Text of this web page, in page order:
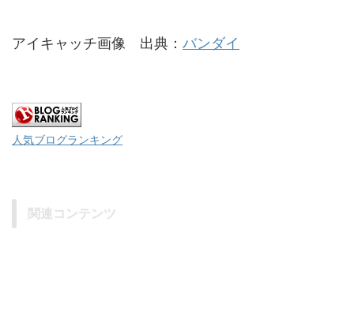
アイキャッチ画像 出典： バンダイ
人気ブログランキング
関連コンテンツ